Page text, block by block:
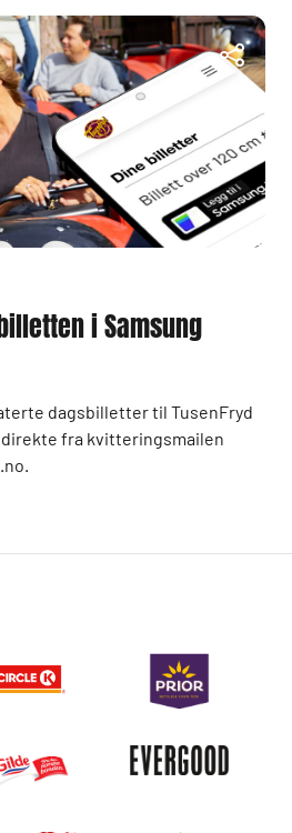
i Samsung
dagsbilletter til TusenFryd
direkte fra kvitteringsmailen